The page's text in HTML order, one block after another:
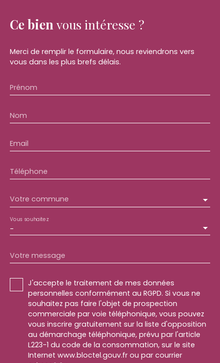
Ce bien vous intéresse ?
Merci de remplir le formulaire, nous reviendrons vers
vous dans les plus brefs délais.
Prénom
Nom
Email
Téléphone
Votre commune
-
Vous souhaitez
Votre message
J'accepte le traitement de mes données
personnelles conformément au RGPD. Si vous ne
souhaitez pas faire l'objet de prospection
commerciale par voie téléphonique, vous pouvez
vous inscrire gratuitement sur la liste d'opposition
au démarchage téléphonique, prévu par l'article
L223-1 du code de la consommation, sur le site
Internet www.bloctel.gouv.fr ou par courrier